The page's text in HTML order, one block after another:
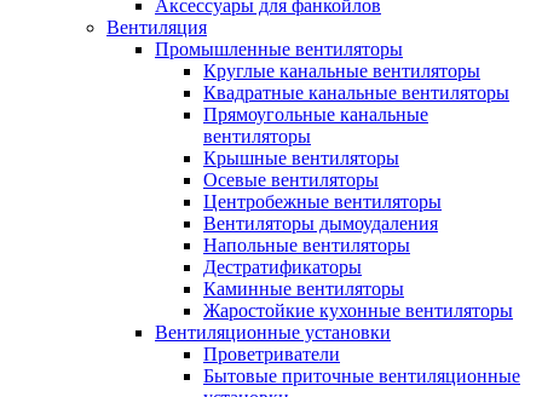
Аксессуары для фанкойлов
Вентиляция
Промышленные вентиляторы
Круглые канальные вентиляторы
Квадратные канальные вентиляторы
Прямоугольные канальные
вентиляторы
Крышные вентиляторы
Осевые вентиляторы
Центробежные вентиляторы
Вентиляторы дымоудаления
Напольные вентиляторы
Дестратификаторы
Каминные вентиляторы
Жаростойкие кухонные вентиляторы
Вентиляционные установки
Проветриватели
Бытовые приточные вентиляционные